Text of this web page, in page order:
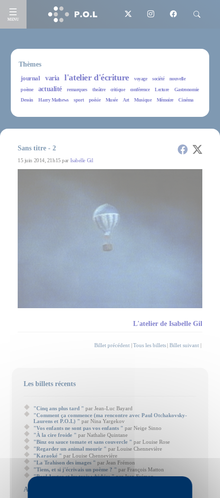
MENU
Thèmes
journal
varia l'atelier d'écriture voyage société
nouvelle
poème
actualité remarques theâtre critique conférence Lecture
Gastronomie
Dessin
Harry Mathews sport poésie Musée Art Musique Mémoire Cinéma
Sans titre - 2
15 juin 2014, 21h15 par Isabelle Gil
L'atelier de Isabelle Gil
Billet précédent Tous les billets Billet suivant
Les billets récents
"Cinq ans plus tard " par Jean-Luc Bayard
"Comment ça commence (ma rencontre avec Paul Otchakovsky-
Laurens et P.O.L) " par Nina Yargekov
"Vos enfants ne sont pas vos enfants " par Neige Sinno
"À la cire froide " par Nathalie Quintane
"Binz ou sauce tomate et sans couvercle " par Louise Rose
"Regarder un animal mourir " par Louise Chennevière
"Karaoké " par Louise Chennevière
"La Trahison des images " par Jean Frémon
"Tiens, et si j'écrivais un poème ? " par François Matton
"Paul Auster et les trois whiskies "par Jean Frémon
Auteurs